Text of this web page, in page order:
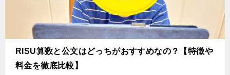
‌RISU算数と公文はどっちがおすすめなの？【特徴や
料金を徹底比較】